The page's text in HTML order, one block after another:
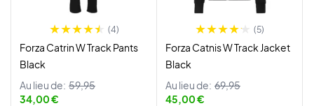
(4)
Forza Catrin W Track Pants
Black
Au lieu de: 59,95
34,00 €
(5)
Forza Catnis W Track Jacket
Black
Au lieu de: 69,95
45,00 €